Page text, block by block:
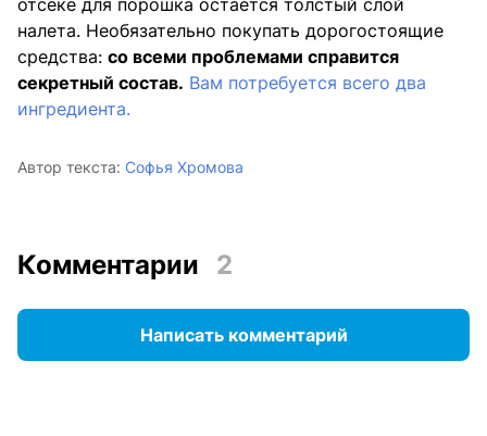
отсеке для порошка остается толстый слой
налета. Необязательно покупать дорогостоящие
средства: со всеми проблемами справится
секретный состав. Вам потребуется всего два
ингредиента.
Автор текста: Софья Хромова
Комментарии 2
Написать комментарий